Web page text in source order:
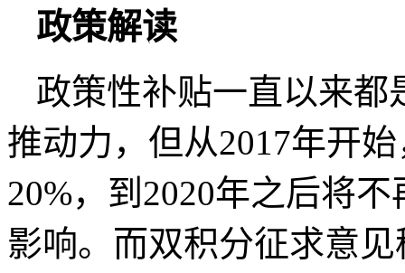
政策解读
政策性补贴一直以来都
推动力，但从2017年开
20%，到2020年之后将
影响。而双积分征求意